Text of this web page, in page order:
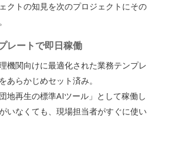
クトの知見を次のプロジェクトにその
レートで即日稼働
機関向けに最適化された業務テンプレ
あらかじめセット済み。
地再生の標準AIツール」として稼働し
いなくても、現場担当者がすぐに使い